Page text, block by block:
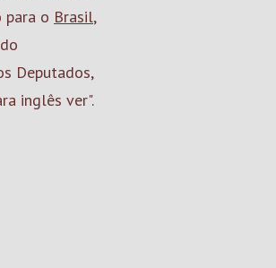
para o Brasil,
Deputados,
inglês ver".